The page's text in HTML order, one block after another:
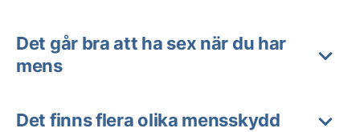
Det går bra att ha sex när du har
mens
Det finns flera olika mensskydd